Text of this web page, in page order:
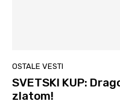
OSTALE VESTI
SVETSKI KUP:
zlatom!